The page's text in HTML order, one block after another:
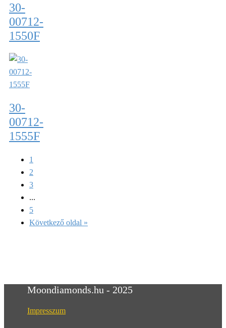
30-
00712-
1550F
30-
00712-
1555F
1
2
3
...
5
Következő oldal »
Moondiamonds.hu - 2025
Impresszum